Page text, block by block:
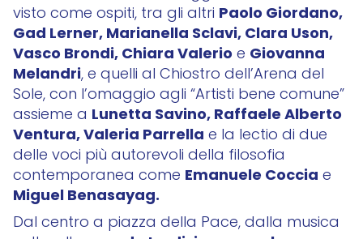
visto come ospiti, tra gli altri Paolo Giordano,
Gad Lerner, Marianella Sclavi, Clara Uson,
Vasco Brondi, Chiara Valerio e Giovanna
Melandri, e quelli al Chiostro dell’Arena del
Sole, con l’omaggio agli “Artisti bene comune”
assieme a Lunetta Savino, Raffaele Alberto
Ventura, Valeria Parrella e la lectio di due
delle voci più autorevoli della filosofia
contemporanea come Emanuele Coccia e
Miguel Benasayag.
Dal centro a piazza della Pace, dalla musica